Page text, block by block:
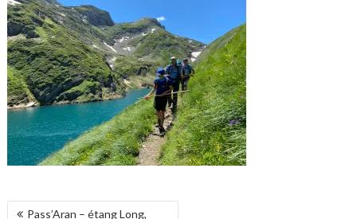
NAVEGACIÓN
Pass’Aran – étang Long,